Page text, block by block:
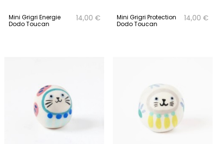
Mini Grigri Energie
Dodo Toucan
14,00 €
Mini Grigri Protection
Dodo Toucan
14,00 €